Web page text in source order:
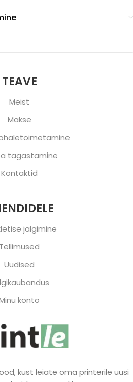
TEAVE
Meist
Makse
tagastamine
Kontaktid
jälgimine
Tellimused
Uudised
konto
kust leiate oma printerile uusi